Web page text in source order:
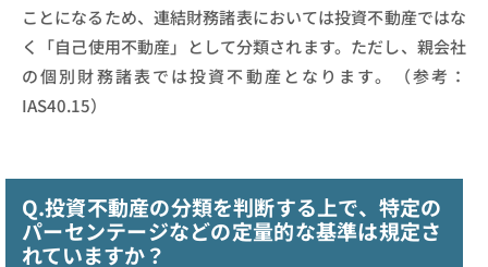
ことになるため、連結財務諸表においては投資不動産ではな
く「自己使用不動産」として分類されます。ただし、親会社
の個別財務諸表では投資不動産となります。（参考：
IAS40.15）
Q.投資不動産の分類を判断する上で、特定の
パーセンテージなどの定量的な基準は規定さ
れていますか？